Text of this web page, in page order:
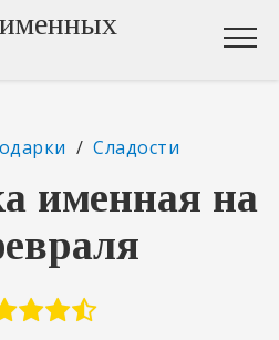
/ Сладости
именная на